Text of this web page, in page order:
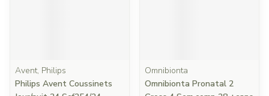
Avent, Philips
Philips Avent Coussinets
Omnibionta
Omnibionta Pronatal 2